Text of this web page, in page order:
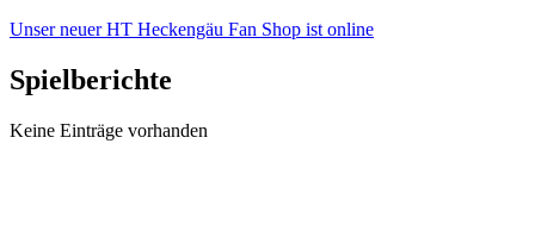
Unser neuer HT Heckengäu Fan Shop ist online
Spielberichte
Keine Einträge vorhanden